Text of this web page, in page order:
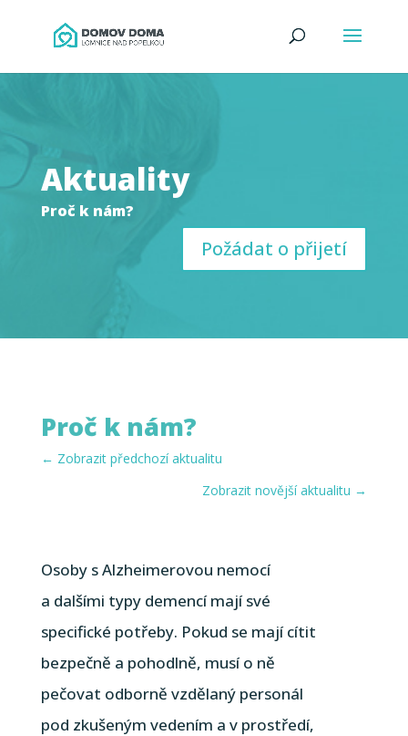
Aktuality
Proč k nám?
Požádat o přijetí
Proč k nám?
← Zobrazit předchozí aktualitu
Zobrazit novější aktualitu →
Osoby s Alzheimerovou nemocí
a dalšími typy demencí mají své
specifické potřeby. Pokud se mají cítit
bezpečně a pohodlně, musí o ně
pečovat odborně vzdělaný personál
pod zkušeným vedením a v prostředí,